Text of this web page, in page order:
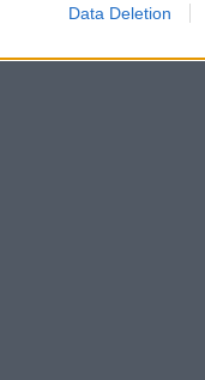
Data Deletion